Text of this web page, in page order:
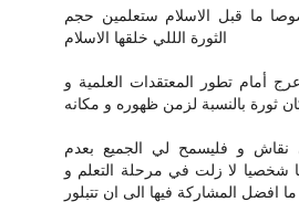
ما قبل الاسلام ستعلمين حجم
الثورة الللي خلقها الاسلام
أمام تطور المعتقدات العلمية و
كان ثورة بالنسبة لزمن ظهوره و مكانه
نقاش و فليسمح لي الجميع بعدم
شخصيا لا زلت في مرحلة التعلم و
افضل المشاركة فيها الى ان تتبلور